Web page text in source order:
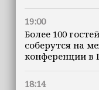
19:00
Более 100
соберутся на
конференции в
18:14